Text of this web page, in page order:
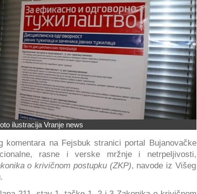
ilustracija Vranje news
komentara na Fejsbuk stranici portal Bujanovačke
rasne i verske mržnje i netrpeljivosti,
o krivičnom postupku (ZKP), navode iz Višeg